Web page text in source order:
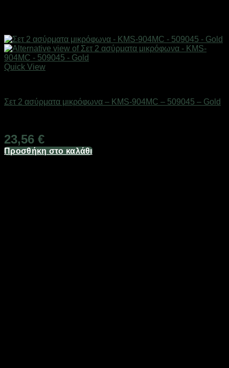
Quick View
Σετ 2 ασύρματα μικρόφωνα – KMS-904MC – 509045 – Gold
23,56 €
Προσθήκη στο καλάθι